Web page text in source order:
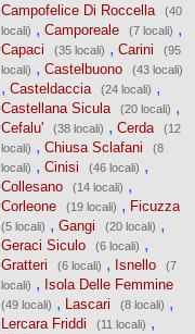
Campofelice Di Roccella
(40
locali) , Camporeale (7 locali) ,
Capaci (35 locali) , Carini
(95
locali) , Castelbuono (43 locali)
, Casteldaccia (24 locali) ,
Castellana Sicula (20 locali) ,
Cefalu' (38 locali) , Cerda
(12
locali) , Chiusa Sclafani
(8
locali) , Cinisi (46 locali) ,
Collesano (14 locali) ,
Corleone (19 locali) , Ficuzza
(5 locali) , Gangi (20 locali) ,
Geraci Siculo (6 locali) ,
Gratteri (6 locali) , Isnello
(7
locali) , Isola Delle Femmine
(49 locali) , Lascari (8 locali) ,
Lercara Friddi (11 locali) ,